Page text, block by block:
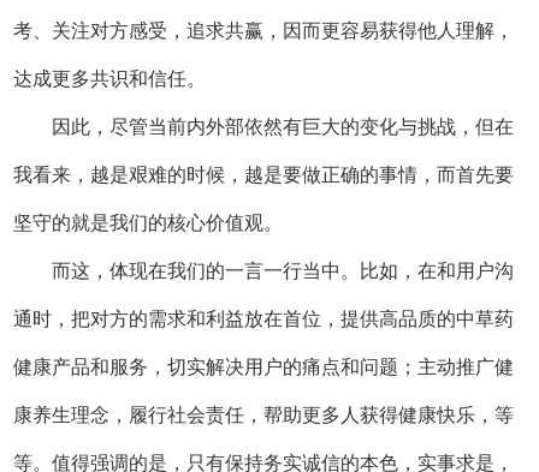
考、关注对方感受，追求共赢，因而更容易获得他人理解，
达成更多共识和信任。
因此，尽管当前内外部依然有巨大的变化与挑战，但在
我看来，越是艰难的时候，越是要做正确的事情，而首先要
坚守的就是我们的核心价值观。
而这，体现在我们的一言一行当中。比如，在和用户沟
通时，把对方的需求和利益放在首位，提供高品质的中草药
健康产品和服务，切实解决用户的痛点和问题；主动推广健
康养生理念，履行社会责任，帮助更多人获得健康快乐，等
等。值得强调的是，只有保持务实诚信的本色，实事求是，